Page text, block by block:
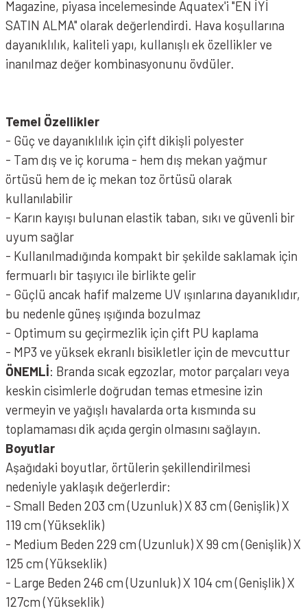
Magazine, piyasa incelemesinde Aquatex'i "EN İYİ
SATIN ALMA" olarak değerlendirdi. Hava koşullarına
dayanıklılık, kaliteli yapı, kullanışlı ek özellikler ve
inanılmaz değer kombinasyonunu övdüler.
Temel Özellikler
- Güç ve dayanıklılık için çift dikişli polyester
- Tam dış ve iç koruma - hem dış mekan yağmur
örtüsü hem de iç mekan toz örtüsü olarak
kullanılabilir
- Karın kayışı bulunan elastik taban, sıkı ve güvenli bir
uyum sağlar
- Kullanılmadığında kompakt bir şekilde saklamak için
fermuarlı bir taşıyıcı ile birlikte gelir
- Güçlü ancak hafif malzeme UV ışınlarına dayanıklıdır,
bu nedenle güneş ışığında bozulmaz
- Optimum su geçirmezlik için çift PU kaplama
- MP3 ve yüksek ekranlı bisikletler için de mevcuttur
ÖNEMLİ: Branda sıcak egzozlar, motor parçaları veya
keskin cisimlerle doğrudan temas etmesine izin
vermeyin ve yağışlı havalarda orta kısmında su
toplamaması dik açıda gergin olmasını sağlayın.
Boyutlar
Aşağıdaki boyutlar, örtülerin şekillendirilmesi
nedeniyle yaklaşık değerlerdir:
- Small Beden 203 cm (Uzunluk) X 83 cm (Genişlik) X
119 cm (Yükseklik)
- Medium Beden 229 cm (Uzunluk) X 99 cm (Genişlik) X
125 cm (Yükseklik)
- Large Beden 246 cm (Uzunluk) X 104 cm (Genişlik) X
127cm (Yükseklik)